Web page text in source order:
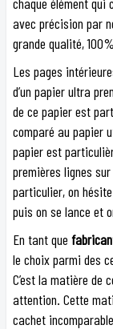
avec précision par
grande qualité,
Les pages
d’un papier ultra
de ce papier est
comparé au papier
papier est
premières lignes sur
particulier, on
puis on se lance et
En tant que
le choix parmi des
C’est la matière de
attention. Cette
cachet